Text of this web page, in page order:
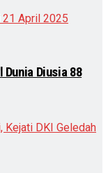
Diusia 88